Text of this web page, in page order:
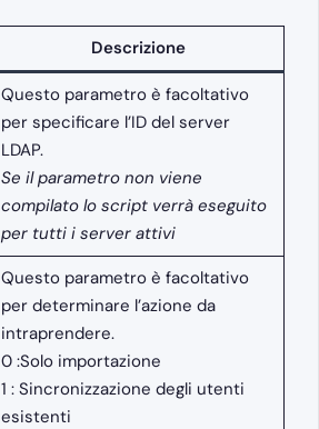
Descrizione
Questo parametro è facoltativo
per specificare l’ID del server
LDAP.
Se il parametro non viene
compilato lo script verrà eseguito
per tutti i server attivi
Questo parametro è facoltativo
per determinare l’azione da
intraprendere.
0 :Solo importazione
1 : Sincronizzazione degli utenti
esistenti